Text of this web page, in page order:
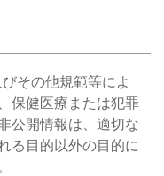
その他規範等によ
保健医療または犯罪
公開情報は、適切な
る目的以外の目的に